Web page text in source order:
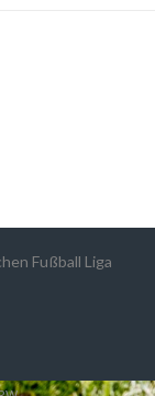
Fußball Liga